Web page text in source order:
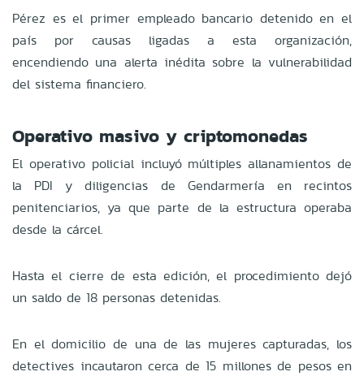
Pérez es el primer empleado bancario detenido en el
país por causas ligadas a esta organización,
encendiendo una alerta inédita sobre la vulnerabilidad
del sistema financiero.
Operativo masivo y criptomonedas
El operativo policial incluyó múltiples allanamientos de
la PDI y diligencias de Gendarmería en recintos
penitenciarios, ya que parte de la estructura operaba
desde la cárcel.
Hasta el cierre de esta edición, el procedimiento dejó
un saldo de 18 personas detenidas.
En el domicilio de una de las mujeres capturadas, los
detectives incautaron cerca de 15 millones de pesos en